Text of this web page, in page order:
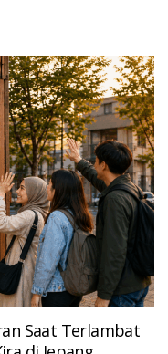
Saat Terlambat